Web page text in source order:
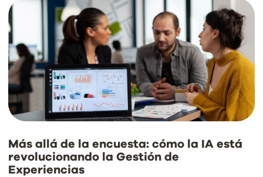
Más allá de la encuesta: cómo la IA está
revolucionando la Gestión de
Experiencias